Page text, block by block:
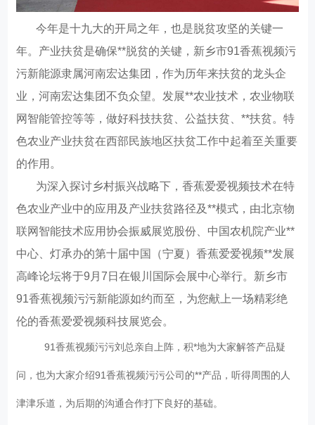
今年是十九大的开局之年，也是脱贫攻坚的关键一
年。产业扶贫是确保**脱贫的关键，新乡市91香蕉视频污
污新能源隶属河南宏达集团，作为历年来扶贫的龙头企
业，河南宏达集团不负众望。发展**农业技术，农业物联
网智能管控等等，做好科技扶贫、公益扶贫、**扶贫。特
色农业产业扶贫在西部民族地区扶贫工作中起着至关重要
的作用。
为深入探讨乡村振兴战略下，香蕉爱爱视频技术在特
色农业产业中的应用及产业扶贫路径及**模式，由北京物
联网智能技术应用协会振威展览股份、中国农机院产业**
中心、灯承办的第十届中国（宁夏）香蕉爱爱视频**发展
高峰论坛将于9月7日在银川国际会展中心举行。新乡市
91香蕉视频污污新能源如约而至，为您献上一场精彩绝
伦的香蕉爱爱视频科技展览会。
91香蕉视频污污刘总亲自上阵，积*地为大家解答产品疑
问，也为大家介绍91香蕉视频污污公司的**产品，听得周围的人
津津乐道，为后期的沟通合作打下良好的基础。